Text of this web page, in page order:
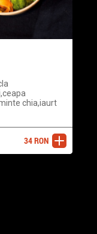
chia,iaurt
adaugă
34RON